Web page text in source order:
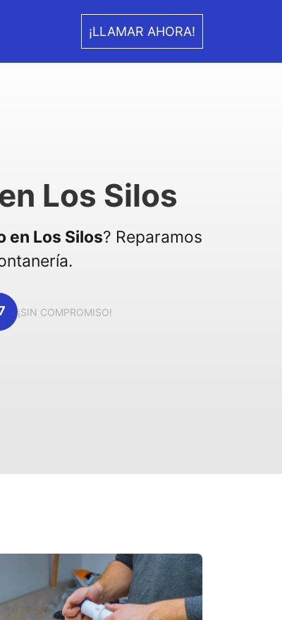
¡LLAMAR AHORA!
Los Silos
en Los Silos? Reparamos
¡SIN COMPROMISO!